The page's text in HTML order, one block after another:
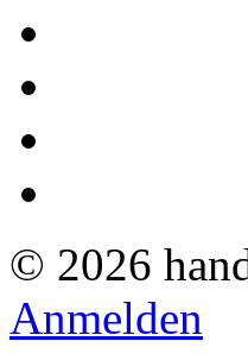
© 2026
Anmelden